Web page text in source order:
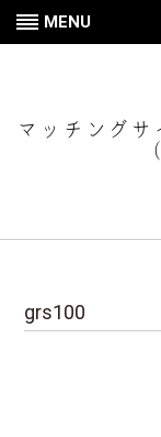
MENU
マッチングサ
grs100